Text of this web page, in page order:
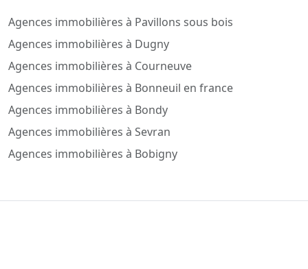
Agences immobilières à Pavillons sous bois
Agences immobilières à Dugny
Agences immobilières à Courneuve
Agences immobilières à Bonneuil en france
Agences immobilières à Bondy
Agences immobilières à Sevran
Agences immobilières à Bobigny